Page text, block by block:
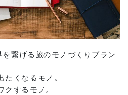
繋げる旅のモノづくりブラン
たくなるモノ。
クするモノ。